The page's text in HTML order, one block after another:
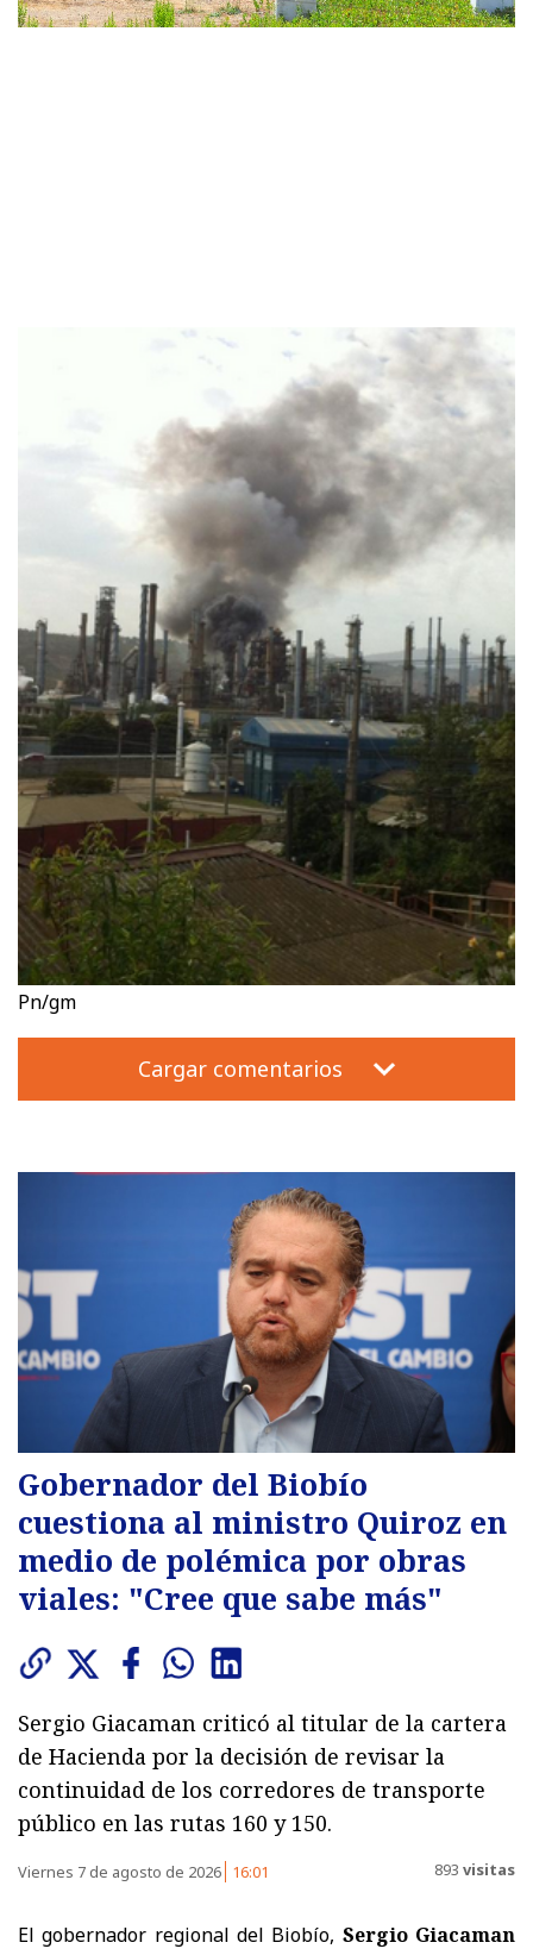
Pn/gm
Cargar comentarios
Gobernador del Biobío
cuestiona al ministro Quiroz en
medio de polémica por obras
viales: "Cree que sabe más"
Sergio Giacaman criticó al titular de la cartera
de Hacienda por la decisión de revisar la
continuidad de los corredores de transporte
público en las rutas 160 y 150.
Viernes 7 de agosto de 2026 16:01 893 visitas
El gobernador regional del Biobío, Sergio Giacaman